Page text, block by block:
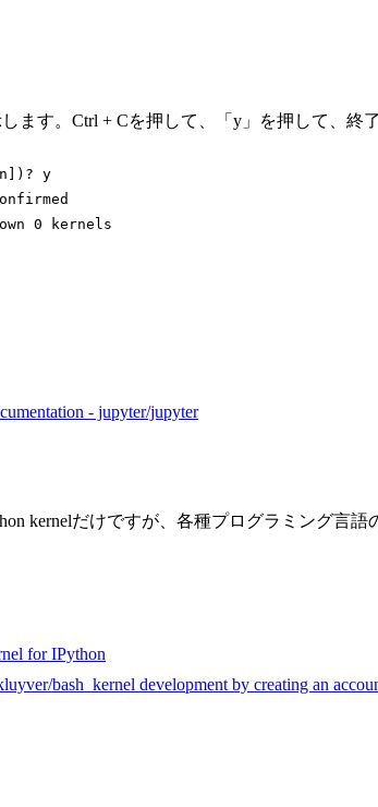
ます。Ctrl + Cを押して、「y」を押して、終
y
0
- jupyter/jupyter
kernelだけですが、各種プログラミング言語
for IPython
bash_kernel development by creating an